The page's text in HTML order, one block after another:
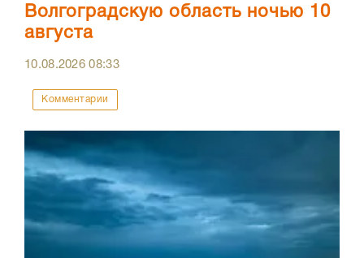
Волгоградскую область ночью 10
августа
10.08.202608:33
Комментарии